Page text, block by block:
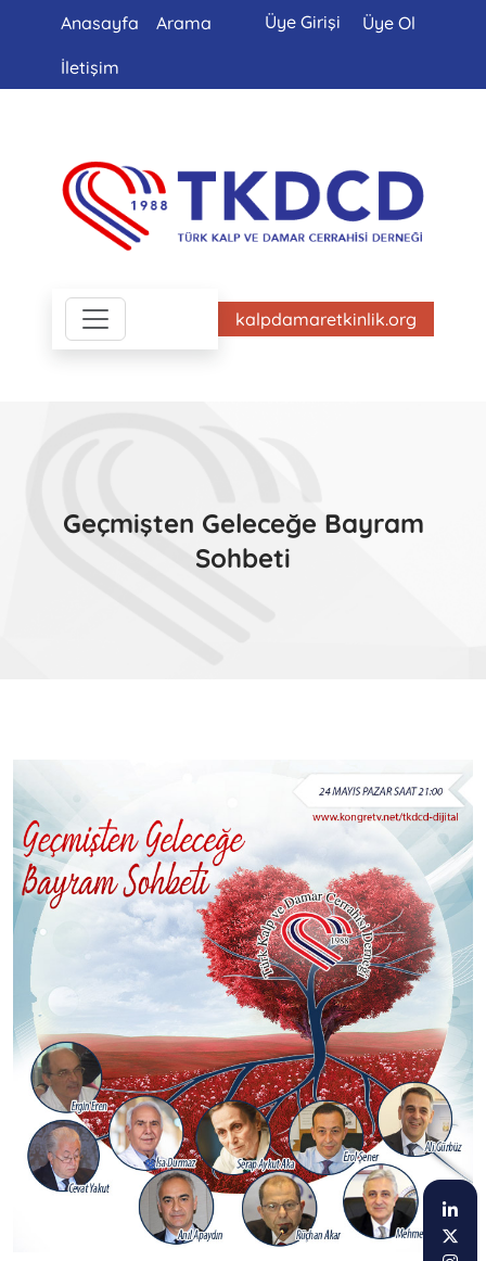
Anasayfa Arama Üye Girişi Üye Ol
İletişim
kalpdamaretkinlik.org
Geçmişten Geleceğe Bayram
Sohbeti